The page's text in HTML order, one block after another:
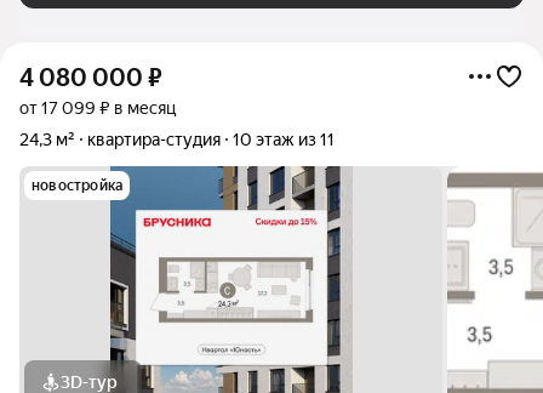
4 080 000 ₽
от 17 099 ₽ в месяц
24,3 м²
квартира-студия 10 этаж из 11
новостройка
3D-тур